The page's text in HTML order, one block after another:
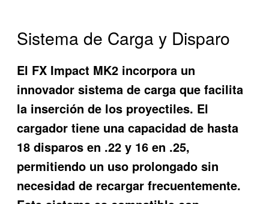
Sistema de Carga y Disparo
El FX Impact MK2 incorpora un
innovador sistema de carga que facilita
la inserción de los proyectiles. El
cargador tiene una capacidad de hasta
18 disparos en .22 y 16 en .25,
permitiendo un uso prolongado sin
necesidad de recargar frecuentemente.